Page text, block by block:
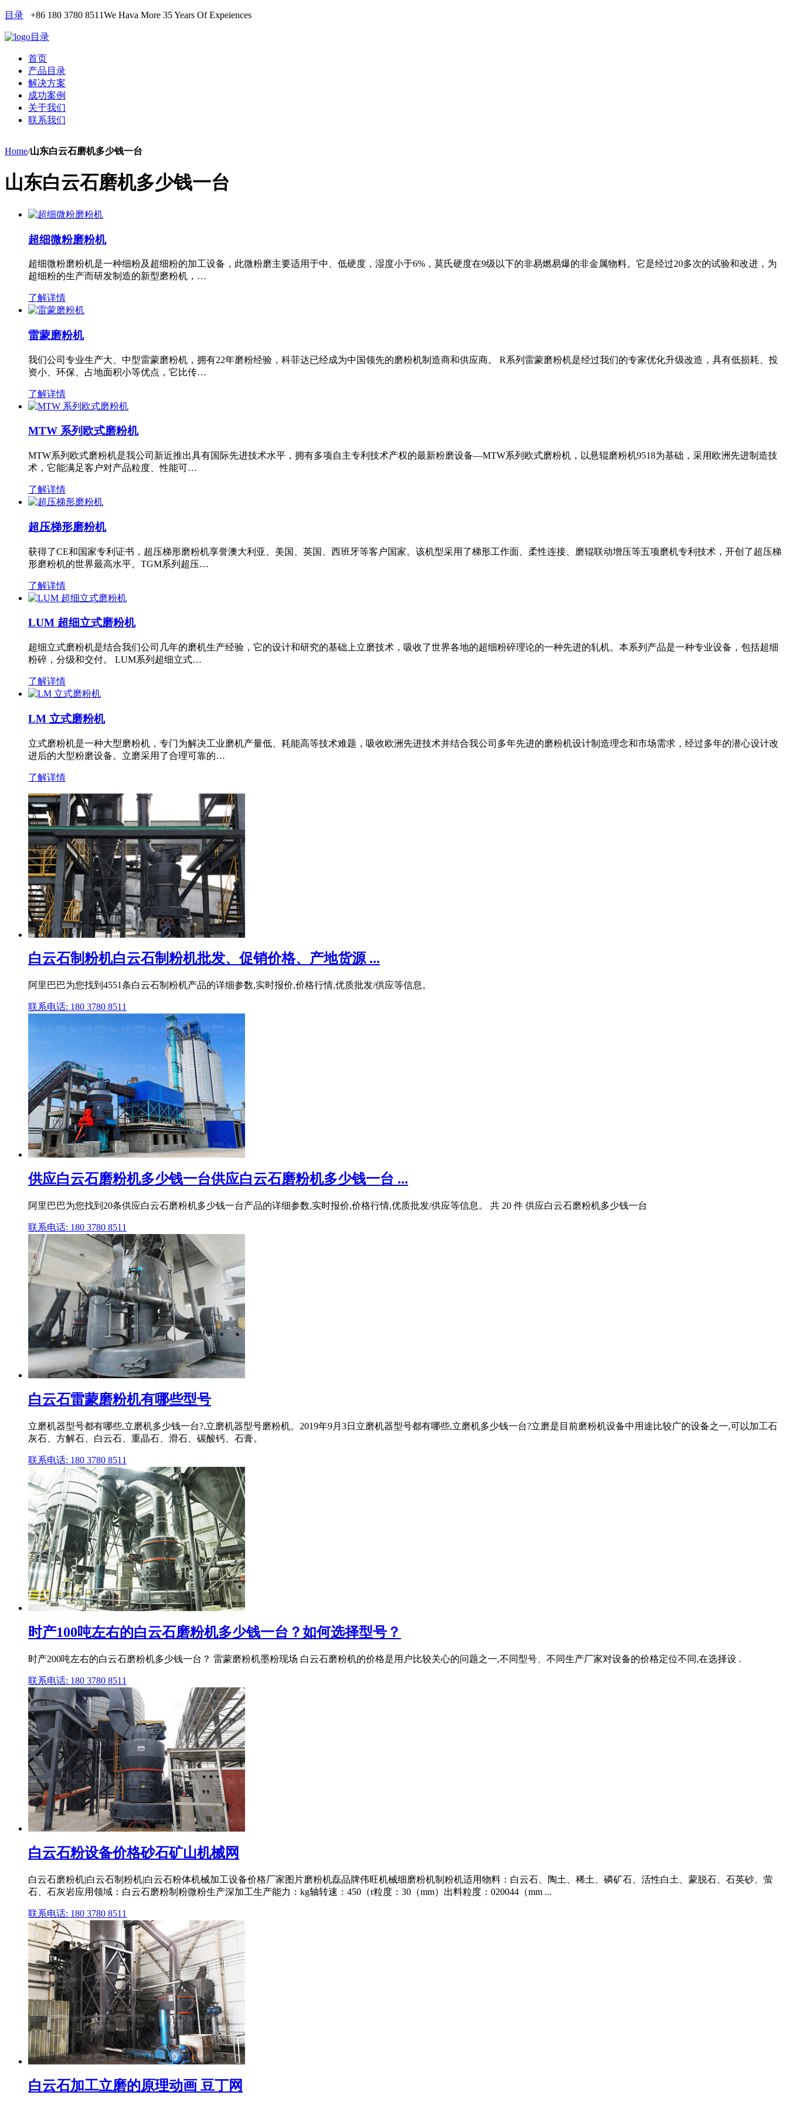
目录 +86 180 3780 8511We Hava More 35 Years Of Expeiences
目录
首页
产品目录
解决方案
成功案例
关于我们
联系我们
Home/山东白云石磨机多少钱一台
山东白云石磨机多少钱一台
超细微粉磨粉机
超细微粉磨粉机是一种细粉及超细粉的加工设备，此微粉磨主要适用于中、低硬度，湿度小于6%，莫氏硬度在9级以下的非易燃易爆的非金属物料。它是经过20多次的试验和改进，为
超细粉的生产而研发制造的新型磨粉机，…
了解详情
雷蒙磨粉机
我们公司专业生产大、中型雷蒙磨粉机，拥有22年磨粉经验，科菲达已经成为中国领先的磨粉机制造商和供应商。 R系列雷蒙磨粉机是经过我们的专家优化升级改造，具有低损耗、投
资小、环保、占地面积小等优点，它比传…
了解详情
MTW 系列欧式磨粉机
MTW系列欧式磨粉机是我公司新近推出具有国际先进技术水平，拥有多项自主专利技术产权的最新粉磨设备—MTW系列欧式磨粉机，以悬辊磨粉机9518为基础，采用欧洲先进制造技
术，它能满足客户对产品粒度、性能可…
了解详情
超压梯形磨粉机
获得了CE和国家专利证书，超压梯形磨粉机享誉澳大利亚、美国、英国、西班牙等客户国家。该机型采用了梯形工作面、柔性连接、磨辊联动增压等五项磨机专利技术，开创了超压梯
形磨粉机的世界最高水平。TGM系列超压…
了解详情
LUM 超细立式磨粉机
超细立式磨粉机是结合我们公司几年的磨机生产经验，它的设计和研究的基础上立磨技术，吸收了世界各地的超细粉碎理论的一种先进的轧机。本系列产品是一种专业设备，包括超细
粉碎，分级和交付。 LUM系列超细立式…
了解详情
LM 立式磨粉机
立式磨粉机是一种大型磨粉机，专门为解决工业磨机产量低、耗能高等技术难题，吸收欧洲先进技术并结合我公司多年先进的磨粉机设计制造理念和市场需求，经过多年的潜心设计改
进后的大型粉磨设备。立磨采用了合理可靠的…
了解详情
白云石制粉机白云石制粉机批发、促销价格、产地货源 ...
阿里巴巴为您找到4551条白云石制粉机产品的详细参数,实时报价,价格行情,优质批发/供应等信息。
联系电话: 180 3780 8511
供应白云石磨粉机多少钱一台供应白云石磨粉机多少钱一台 ...
阿里巴巴为您找到20条供应白云石磨粉机多少钱一台产品的详细参数,实时报价,价格行情,优质批发/供应等信息。 共 20 件 供应白云石磨粉机多少钱一台
联系电话: 180 3780 8511
白云石雷蒙磨粉机有哪些型号
立磨机器型号都有哪些,立磨机多少钱一台?,立磨机器型号磨粉机。2019年9月3日立磨机器型号都有哪些,立磨机多少钱一台?立磨是目前磨粉机设备中用途比较广的设备之一,可以加工石
灰石、方解石、白云石、重晶石、滑石、碳酸钙、石膏。
联系电话: 180 3780 8511
时产100吨左右的白云石磨粉机多少钱一台？如何选择型号？
时产200吨左右的白云石磨粉机多少钱一台？ 雷蒙磨粉机墨粉现场 白云石磨粉机的价格是用户比较关心的问题之一,不同型号、不同生产厂家对设备的价格定位不同,在选择设 .
联系电话: 180 3780 8511
白云石粉设备价格砂石矿山机械网
白云石磨粉机|白云石制粉机|白云石粉体机械加工设备价格厂家图片磨粉机磊品牌伟旺机械细磨粉机制粉机适用物料：白云石、陶土、稀土、磷矿石、活性白土、蒙脱石、石英砂、萤
石、石灰岩应用领域：白云石磨粉制粉微粉生产深加工生产能力：kg轴转速：450（r粒度：30（mm）出料粒度：020044（mm ...
联系电话: 180 3780 8511
白云石加工立磨的原理动画 豆丁网